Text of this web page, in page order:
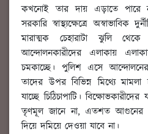
কখনোই তার দায় এড়াতে পারে
সরকারি স্বাস্থ্যক্ষেত্রে অস্বাভাবিক
মারাত্মক চেহারাটা ঝুলি
আন্দোলনকারীদের এলাকায়
চমকাচ্ছে। পুলিশ এসে
তাদের উপর বিভিন্ন মিথ্যে মামলা
যাচ্ছে চিঠিচাপাটি।
তৃণমূল জানে না, এতশত আগুনের
দিয়ে দমিয়ে দেওয়া যাবে না।